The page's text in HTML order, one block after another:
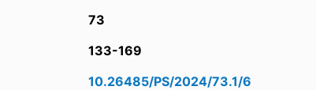
73
133-169
10.26485/PS/2024/73.1/6